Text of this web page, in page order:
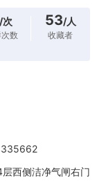
/次
数
53/人
收藏者
西侧洁净气闸右门